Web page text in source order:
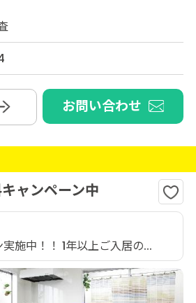
お問い合わせ
ャンペーン中
施中！！ 1年以上ご入居の...